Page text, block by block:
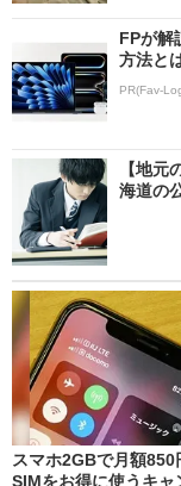
FPが解
方法と
PR(Fav-
【地
海道の
スマホ2GBで月額850
SIMをお得に使うキャ